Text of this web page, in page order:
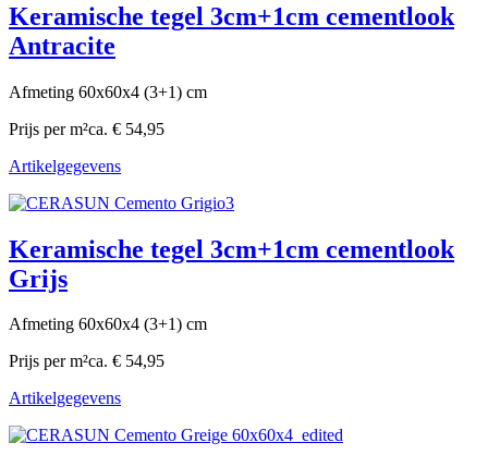
Keramische tegel 3cm+1cm cementlook
Antracite
Afmeting 60x60x4 (3+1) cm
Prijs per m²ca. € 54,95
Artikelgegevens
Keramische tegel 3cm+1cm cementlook
Grijs
Afmeting 60x60x4 (3+1) cm
Prijs per m²ca. € 54,95
Artikelgegevens